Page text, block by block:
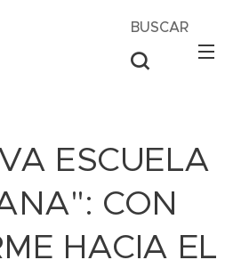
BUSCAR
ESCUELA
CON
HACIA EL